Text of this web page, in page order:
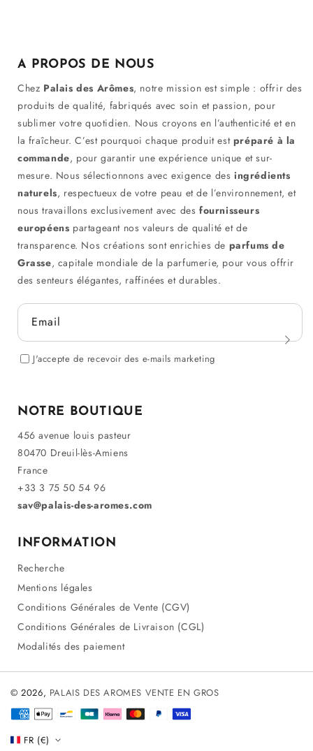
A PROPOS DE NOUS
Chez Palais des Arômes, notre mission est simple : offrir des
produits de qualité, fabriqués avec soin et passion, pour
sublimer votre quotidien. Nous croyons en l’authenticité et en
la fraîcheur. C’est pourquoi chaque produit est préparé à la
commande, pour garantir une expérience unique et sur-
mesure. Nous sélectionnons avec exigence desingrédients
naturels, respectueux de votre peau et de l’environnement, et
nous travaillons exclusivement avec desfournisseurs
européens partageant nos valeurs de qualité et de
transparence. Nos créations sont enrichies de parfums de
Grasse, capitale mondiale de la parfumerie, pour vous offrir
des senteurs élégantes, raffinées et durables.
Email
J'accepte de recevoir des e-mails marketing
NOTRE BOUTIQUE
456 avenue louis pasteur
80470 Dreuil-lès-Amiens
France
+33 3 75 50 54 96
sav@palais-des-aromes.com
INFORMATION
Recherche
Mentions légales
Conditions Générales de Vente (CGV)
Conditions Générales de Livraison (CGL)
Modalités des paiement
© 2026, PALAIS DES AROMES VENTE EN GROS
Méthodes
FR (€)